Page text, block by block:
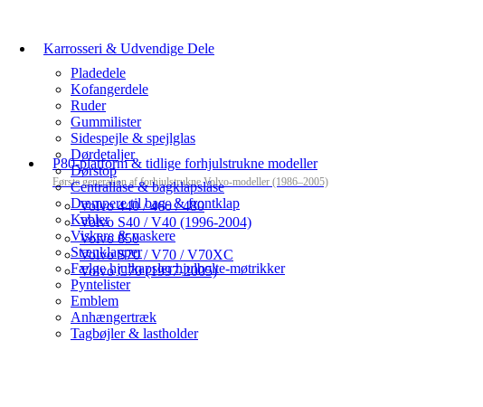
Karrosseri & Udvendige Dele
Pladedele
Kofangerdele
Ruder
Gummilister
Sidespejle & spejlglas
Dørdetaljer
Dørstop
Centrallåse & bagklapslåse
Dæmpere til bag- & frontklap
Kabler
Viskere & vaskere
Stænklapper
Fælge hjulkapsler hjulbolte-møtrikker
Pyntelister
Emblem
Anhængertræk
Tagbøjler & lastholder
P80-platform & tidlige forhjulstrukne modeller
Første generation af forhjulstrukne Volvo-modeller (1986–2005)
Volvo 440 / 460 / 480
Volvo S40 / V40 (1996-2004)
Volvo 850
Volvo S70 / V70 / V70XC
Volvo C70 (1997-2005)